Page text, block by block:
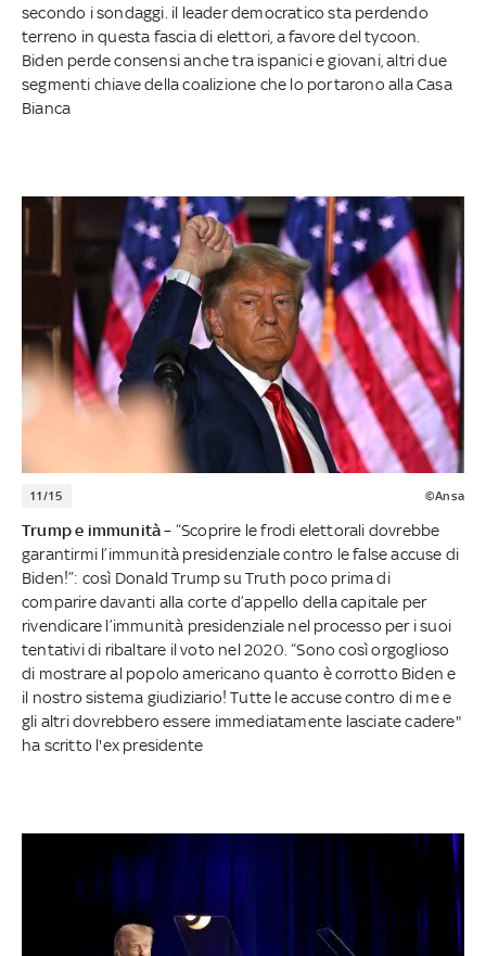
secondo i sondaggi. il leader democratico sta perdendo
terreno in questa fascia di elettori, a favore del tycoon.
Biden perde consensi anche tra ispanici e giovani, altri due
segmenti chiave della coalizione che lo portarono alla Casa
Bianca
11/15 ©Ansa
Trump e immunità– “Scoprire le frodi elettorali dovrebbe
garantirmi l’immunità presidenziale contro le false accuse di
Biden!”: così Donald Trump su Truth poco prima di
comparire davanti alla corte d’appello della capitale per
rivendicare l’immunità presidenziale nel processo per i suoi
tentativi di ribaltare il voto nel 2020. “Sono così orgoglioso
di mostrare al popolo americano quanto è corrotto Biden e
il nostro sistema giudiziario! Tutte le accuse contro di me e
gli altri dovrebbero essere immediatamente lasciate cadere"
ha scritto l'ex presidente